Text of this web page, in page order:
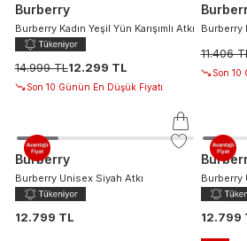
Burberry
Burberry Kadın Yeşil Yün Karışımlı Atkı
14.999 TL12.299 TL
Son 10 Günün En Düşük Fiyatı
Burberry
11.406
Son 10
Burberry
Burberry Unisex Siyah Atkı
12.799 TL
Burberry
12.799